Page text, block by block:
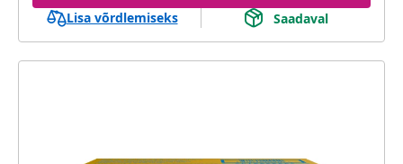
Lisa võrdlemiseks Saadaval